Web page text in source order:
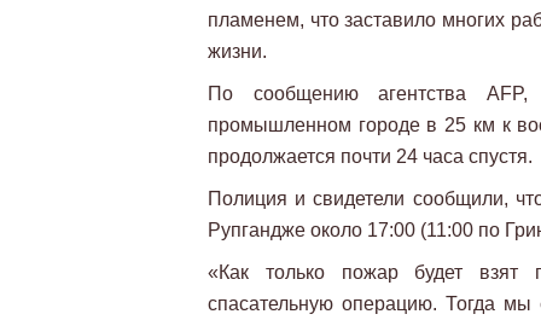
пламенем, что заставило многих
жизни.
По сообщению агентства
промышленном городе в 25 км к
продолжается почти 24 часа спустя.
Полиция и свидетели сообщили,
Рупгандже около 17:00 (11:00 по
«Как только пожар будет взят
спасательную операцию. Тогда